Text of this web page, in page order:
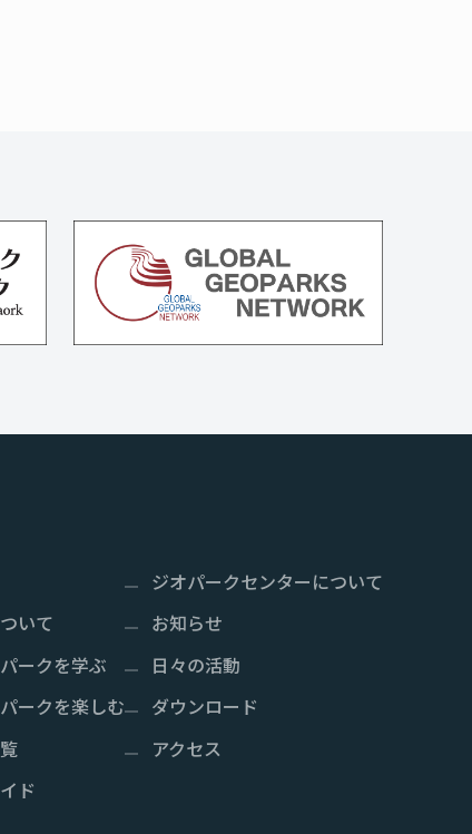
いて
ークを学ぶ
ークを楽しむ
ド
ジオパークセンターについて
お知らせ
日々の活動
ダウンロード
アクセス